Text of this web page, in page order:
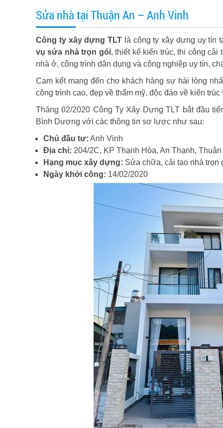
Sửa nhà tại Thuận An – Anh Vinh
Công ty xây dựng TLT là công ty xây dựng uy tín
vụ sửa nhà trọn gói, thiết kế kiến trúc, thi công
nhà ở, công trình dân dụng và công nghiệp uy tín,
Cam kết mang đến cho khách hàng sự hài lòng
công trình cao, đẹp về thẩm mỹ, độc đáo về kiến
Tháng 02/2020 Công Ty Xây Dựng TLT bắt đầu
Bình Dương với các thông tin sơ lược như sau:
Chủ đầu tư: Anh Vinh
Địa chỉ: 204/2C, KP Thạnh Hòa, An Thạnh,
Hạng mục xây dựng: Sửa chữa, cải tạo nhà trọn
Ngày khởi công: 14/02/2020